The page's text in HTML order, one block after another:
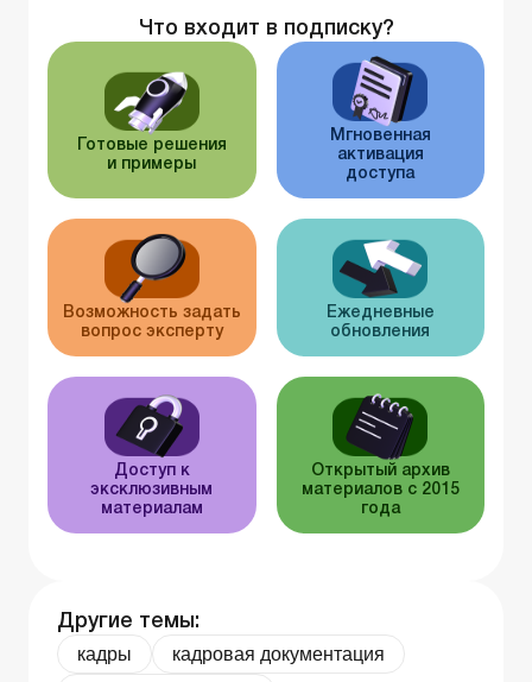
Что входит в подписку?
Готовые решения
и примеры
Мгновенная
активация
доступа
Возможность задать
вопрос эксперту
Ежедневные
обновления
Доступ к
эксклюзивным
материалам
Открытый архив
материалов с 2015
года
Другие темы:
кадры
кадровая документация